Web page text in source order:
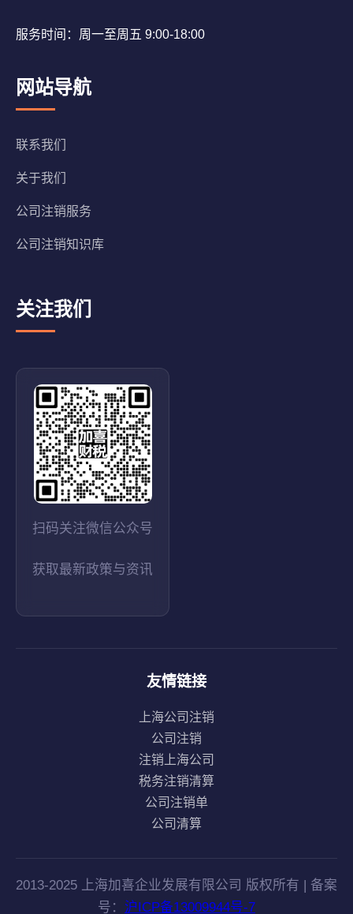
服务时间：周一至周五 9:00-18:00
网站导航
联系我们
关于我们
公司注销服务
公司注销知识库
关注我们
扫码关注微信公众号
获取最新政策与资讯
友情链接
上海公司注销
公司注销
注销上海公司
税务注销清算
公司注销单
公司清算
2013-2025 上海加喜企业发展有限公司 版权所有 | 备案
号： 沪ICP备13009944号-7